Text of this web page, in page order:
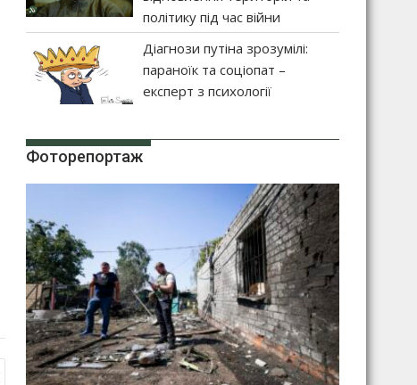
політику під час війни
Діагнози путіна зрозумілі:
параноїк та соціопат –
експерт з психології
Фоторепортаж